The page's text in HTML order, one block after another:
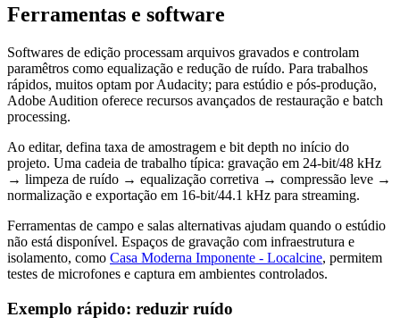
Ferramentas e software
Softwares de edição processam arquivos gravados e controlam
paramêtros como equalização e redução de ruído. Para trabalhos
rápidos, muitos optam por Audacity; para estúdio e pós-produção,
Adobe Audition oferece recursos avançados de restauração e batch
processing.
Ao editar, defina taxa de amostragem e bit depth no início do
projeto. Uma cadeia de trabalho típica: gravação em 24-bit/48 kHz
→ limpeza de ruído → equalização corretiva → compressão leve →
normalização e exportação em 16-bit/44.1 kHz para streaming.
Ferramentas de campo e salas alternativas ajudam quando o estúdio
não está disponível. Espaços de gravação com infraestrutura e
isolamento, como Casa Moderna Imponente - Localcine, permitem
testes de microfones e captura em ambientes controlados.
Exemplo rápido: reduzir ruído